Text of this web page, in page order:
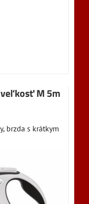
M 5m
brzda s krátkym